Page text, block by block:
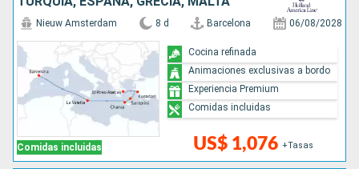
Comidas incluidas
Nieuw Amsterdam 8 d Barcelona 06/08/2028
US$ 1,076 +Tasas
Cocina refinada
Animaciones exclusivas a bordo
Experiencia Premium
Comidas incluidas